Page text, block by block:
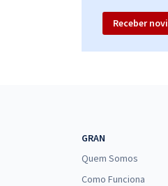
Receber
GRAN
Quem Somos
Como Funciona